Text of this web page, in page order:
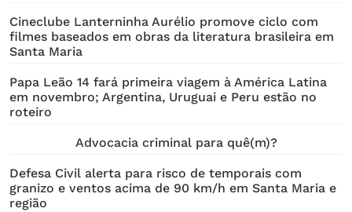
Cineclube Lanterninha Aurélio promove ciclo com
filmes baseados em obras da literatura brasileira em
Santa Maria
Papa Leão 14 fará primeira viagem à América Latina
em novembro; Argentina, Uruguai e Peru estão no
roteiro
Advocacia criminal para quê(m)?
Defesa Civil alerta para risco de temporais com
granizo e ventos acima de 90 km/h em Santa Maria e
região